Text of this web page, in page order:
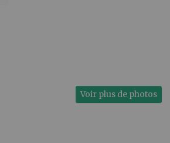
Voir plus de photos